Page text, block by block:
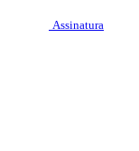
Assinatura